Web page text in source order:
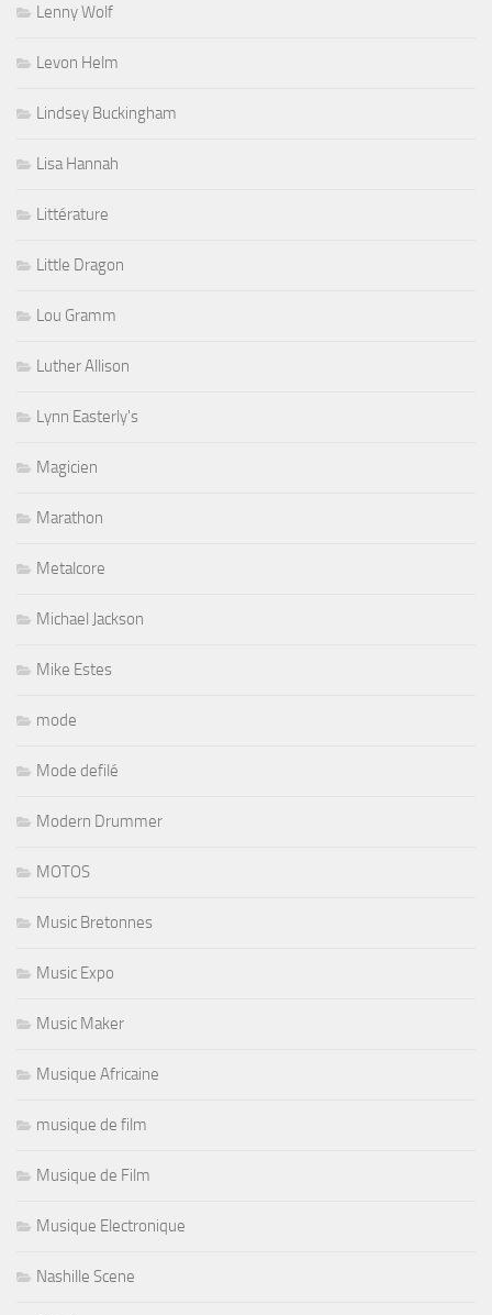
Lenny Wolf
Levon Helm
Lindsey Buckingham
Lisa Hannah
Littérature
Little Dragon
Lou Gramm
Luther Allison
Lynn Easterly's
Magicien
Marathon
Metalcore
Michael Jackson
Mike Estes
mode
Mode defilé
Modern Drummer
MOTOS
Music Bretonnes
Music Expo
Music Maker
Musique Africaine
musique de film
Musique de Film
Musique Electronique
Nashille Scene